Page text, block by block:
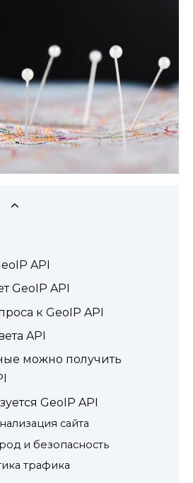
API
GeoIP API
к GeoIP API
API
можно получить
GeoIP API
сайта
и безопасность
трафика